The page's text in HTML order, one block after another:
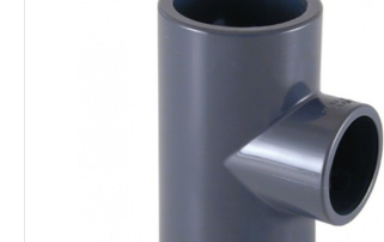
Системы безопасности